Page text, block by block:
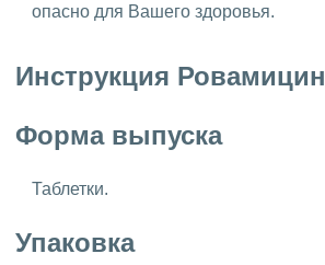
опасно для Вашего здоровья.
Инструкция Ровамицин
Форма выпуска
Таблетки.
Упаковка